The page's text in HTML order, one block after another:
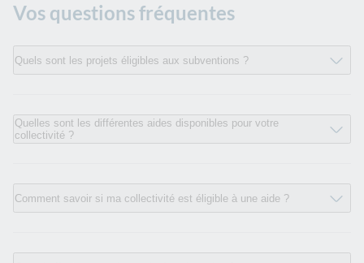
Vos questions fréquentes
Quels sont les projets éligibles aux subventions ?
Quelles sont les différentes aides disponibles pour votre
collectivité ?
Comment savoir si ma collectivité est éligible à une aide ?